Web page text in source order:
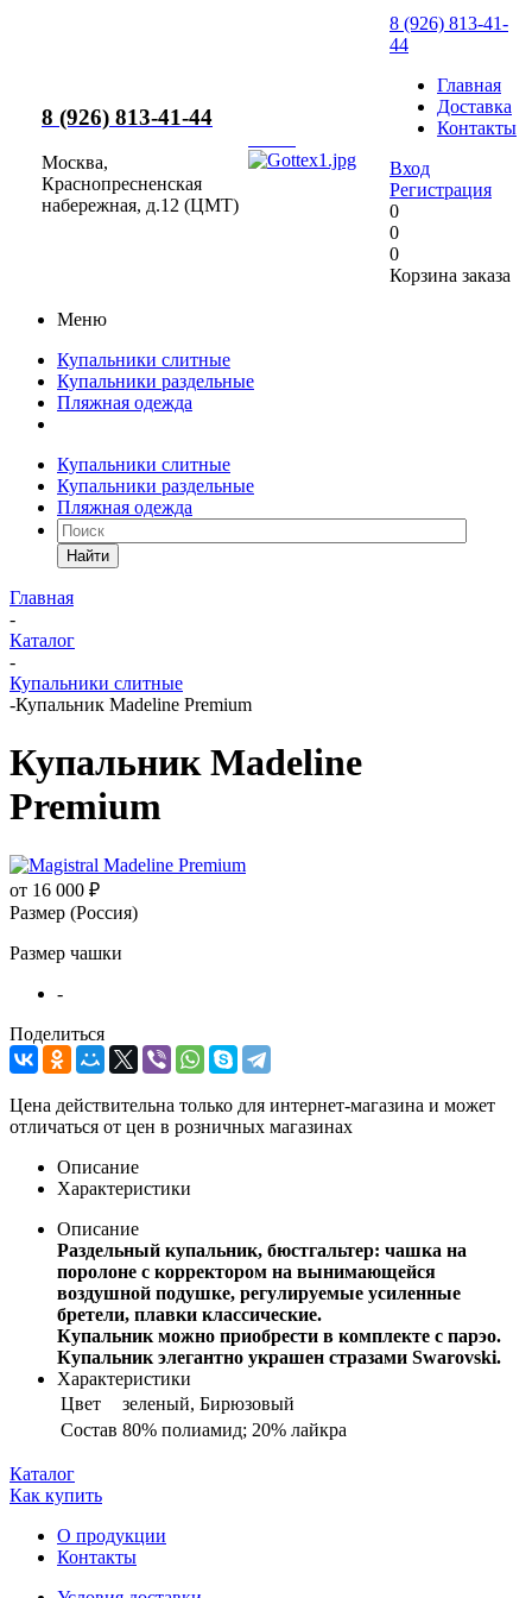
8 (926) 813-41-44
Москва,
Краснопресненская
набережная, д.12 (ЦМТ)
8 (926) 813-41-
44
Главная
Доставка
Контакты
Вход
Регистрация
0
0
0
Корзина заказа
Меню
Купальники слитные
Купальники раздельные
Пляжная одежда
Купальники слитные
Купальники раздельные
Пляжная одежда
Найти
Главная
-
Каталог
-
Купальники слитные
-Купальник Madeline Premium
Купальник Madeline
Premium
от 16 000 ₽
Размер (Россия)
Размер чашки
-
Поделиться
Цена действительна только для интернет-магазина и может
отличаться от цен в розничных магазинах
Описание
Характеристики
Описание
Раздельный купальник, бюстгальтер: чашка на
поролоне с корректором на вынимающейся
воздушной подушке, регулируемые усиленные
бретели, плавки классические.
Купальник можно приобрести в комплекте с парэо.
Купальник элегантно украшен стразами Swarovski.
Характеристики
Цвет
зеленый, Бирюзовый
Состав 80% полиамид; 20% лайкра
Каталог
Как купить
О продукции
Контакты